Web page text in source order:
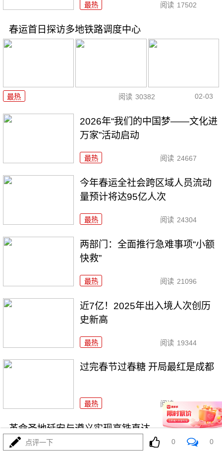
最热 阅读 17502
春运首日探访多地铁路调度中心
最热 阅读 30382 02-03
2026年“我们的中国梦——文化进
万家”活动启动
最热 阅读 24667
今年春运全社会跨区域人员流动
量预计将达95亿人次
最热 阅读 24304
两部门：全面推行急难事项“小额
快救”
最热 阅读 21096
近7亿！2025年出入境人次创历
史新高
最热 阅读 19344
过完春节过春糖 开局最红是成都
最热 阅读 23884
革命圣地延安与遵义实现高铁直达
点评一下 0 0